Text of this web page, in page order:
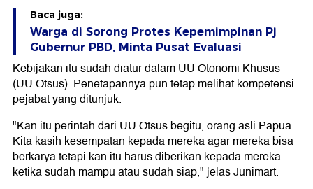
Baca juga:
Warga di Sorong Protes Kepemimpinan Pj
Gubernur PBD, Minta Pusat Evaluasi
Kebijakan itu sudah diatur dalam UU Otonomi Khusus
(UU Otsus). Penetapannya pun tetap melihat kompetensi
pejabat yang ditunjuk.
"Kan itu perintah dari UU Otsus begitu, orang asli Papua.
Kita kasih kesempatan kepada mereka agar mereka bisa
berkarya tetapi kan itu harus diberikan kepada mereka
ketika sudah mampu atau sudah siap," jelas Junimart.